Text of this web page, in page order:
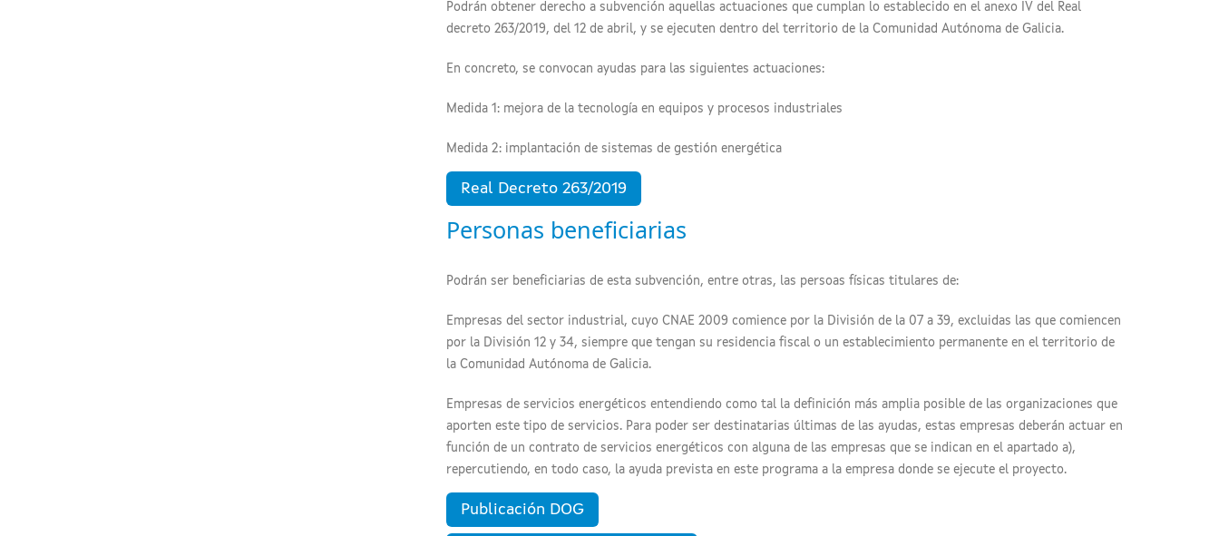
Podrán obtener derecho a subvención aquellas actuaciones que cumplan lo establecido en el anexo IV del Real
decreto 263/2019, del 12 de abril, y se ejecuten dentro del territorio de la Comunidad Autónoma de Galicia.
En concreto, se convocan ayudas para las siguientes actuaciones:
Medida 1: mejora de la tecnología en equipos y procesos industriales
Medida 2: implantación de sistemas de gestión energética
Real Decreto 263/2019
Personas beneficiarias
Podrán ser beneficiarias de esta subvención, entre otras, las persoas físicas titulares de:
Empresas del sector industrial, cuyo CNAE 2009 comience por la División de la 07 a 39, excluidas las que comiencen
por la División 12 y 34, siempre que tengan su residencia fiscal o un establecimiento permanente en el territorio de
la Comunidad Autónoma de Galicia.
Empresas de servicios energéticos entendiendo como tal la definición más amplia posible de las organizaciones que
aporten este tipo de servicios. Para poder ser destinatarias últimas de las ayudas, estas empresas deberán actuar en
función de un contrato de servicios energéticos con alguna de las empresas que se indican en el apartado a),
repercutiendo, en todo caso, la ayuda prevista en este programa a la empresa donde se ejecute el proyecto.
Publicación DOG